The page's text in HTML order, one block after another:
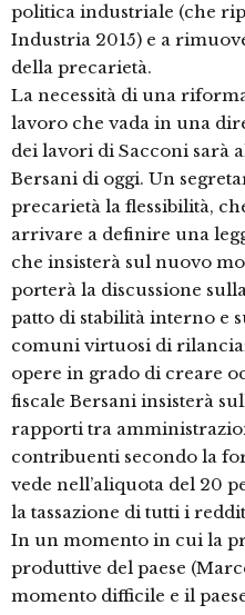
politica industriale (che
Industria 2015) e a
della precarietà.
La necessità di una
lavoro che vada in una
dei lavori di Sacconi sarà
Bersani di oggi. Un
precarietà la flessibilità,
arrivare a definire una
che insisterà sul nuovo
porterà la discussione
patto di stabilità interno e
comuni virtuosi di
opere in grado di creare
fiscale Bersani insisterà
rapporti tra
contribuenti secondo la
vede nell’aliquota del 20
la tassazione di tutti i
In un momento in cui la
produttive del paese
momento difficile e il